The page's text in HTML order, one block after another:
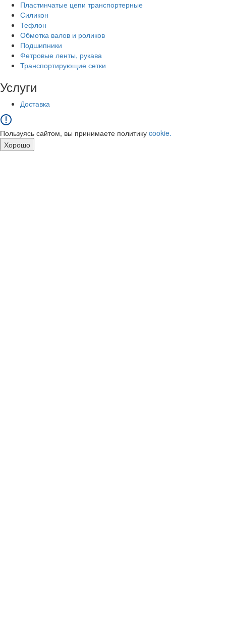
Пластинчатые цепи транспортерные
Силикон
Тефлон
Обмотка валов и роликов
Подшипники
Фетровые ленты, рукава
Транспортирующие сетки
Услуги
Доставка
Пользуясь сайтом, вы принимаете политику cookie.
Хорошо